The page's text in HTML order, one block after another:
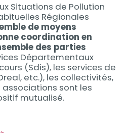
Situations de Pollution
Régionales
de moyens
coordination en
des parties
Départementaux
(Sdis), les services de
etc.), les collectivités,
sont les
mutualisé.